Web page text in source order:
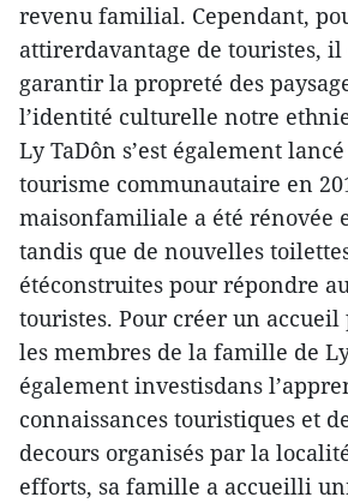
revenu familial. Cependant,
attirerdavantage de touristes, il
garantir la propreté des
l’identité culturelle notre
Ly TaDôn s’est également
tourisme communautaire en
maisonfamiliale a été rénovée
tandis que de nouvelles
étéconstruites pour répondre
touristes. Pour créer un
les membres de la famille de
également investisdans
connaissances touristiques et
decours organisés par la
efforts, sa famille a accueilli